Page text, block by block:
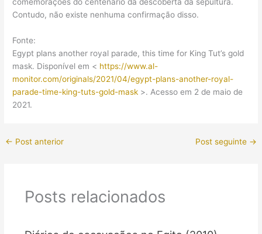
Contudo, não existe nenhuma confirmação disso.
Fonte:
Egypt plans another royal parade, this time for King Tut’s gold
mask. Disponível em < https://www.al-
monitor.com/originals/2021/04/egypt-plans-another-royal-
parade-time-king-tuts-gold-mask >. Acesso em 2 de maio de
2021.
← Post anterior Post seguinte →
Posts relacionados